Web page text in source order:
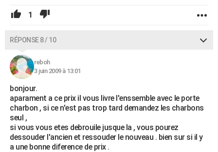
1
RÉPONSE 8 / 10
reboh
3 juin 2009 à 13:01
bonjour.
aparament a ce prix il vous livre l'enssemble avec le porte
charbon , si ce n'est pas trop tard demandez les charbons
seul ,
si vous vous etes debrouile jusque la , vous pourez
dessouder l'ancien et ressouder le nouveau . bien sur si il y
a une bonne diference de prix .